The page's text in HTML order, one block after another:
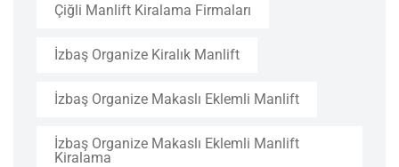
Çiğli Manlift Kiralama Firmaları
İzbaş Organize Kiralık Manlift
İzbaş Organize Makaslı Eklemli Manlift
İzbaş Organize Makaslı Eklemli Manlift
Kiralama